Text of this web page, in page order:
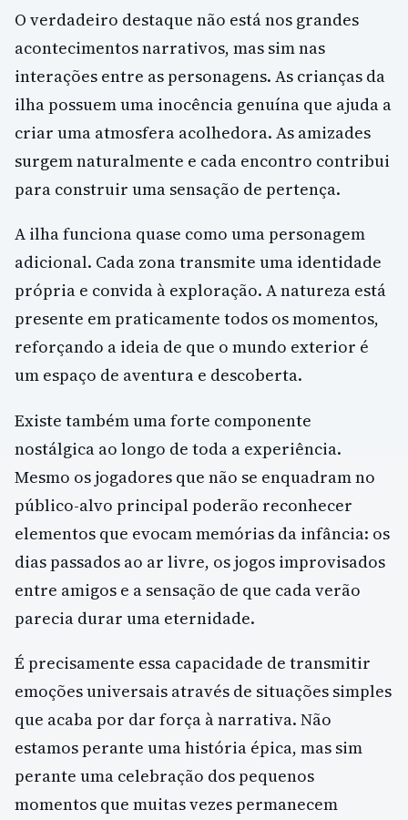
O verdadeiro destaque não está nos grandes
acontecimentos narrativos, mas sim nas
interações entre as personagens. As crianças da
ilha possuem uma inocência genuína que ajuda a
criar uma atmosfera acolhedora. As amizades
surgem naturalmente e cada encontro contribui
para construir uma sensação de pertença.
A ilha funciona quase como uma personagem
adicional. Cada zona transmite uma identidade
própria e convida à exploração. A natureza está
presente em praticamente todos os momentos,
reforçando a ideia de que o mundo exterior é
um espaço de aventura e descoberta.
Existe também uma forte componente
nostálgica ao longo de toda a experiência.
Mesmo os jogadores que não se enquadram no
público-alvo principal poderão reconhecer
elementos que evocam memórias da infância: os
dias passados ao ar livre, os jogos improvisados
entre amigos e a sensação de que cada verão
parecia durar uma eternidade.
É precisamente essa capacidade de transmitir
emoções universais através de situações simples
que acaba por dar força à narrativa. Não
estamos perante uma história épica, mas sim
perante uma celebração dos pequenos
momentos que muitas vezes permanecem